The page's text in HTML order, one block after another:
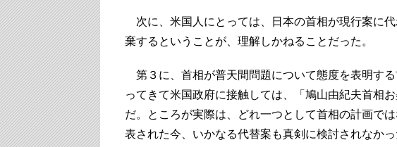
次に、米国人にとっては、日本の首相が現行案に
棄するということが、理解しかねることだった。
第３に、首相が普天間問題について態度を表明す
ってきて米国政府に接触しては、「鳩山由紀夫首相
だ。ところが実際は、どれ一つとして首相の計画で
表された今、いかなる代替案も真剣に検討されなか